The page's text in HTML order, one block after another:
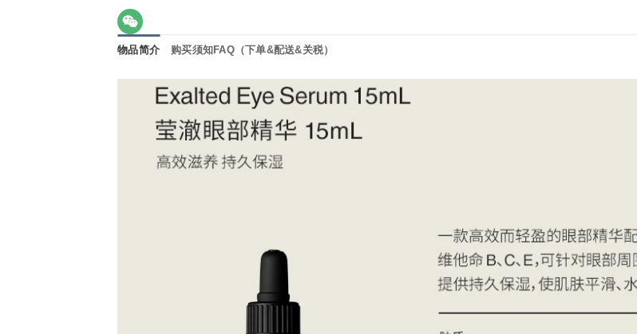
物品简介 购买须知FAQ（下单&配送&关税）